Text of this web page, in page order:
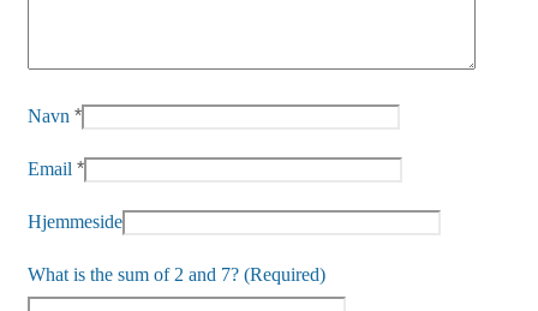
Navn *
Email *
Hjemmeside
What is the sum of 2 and 7? (Required)